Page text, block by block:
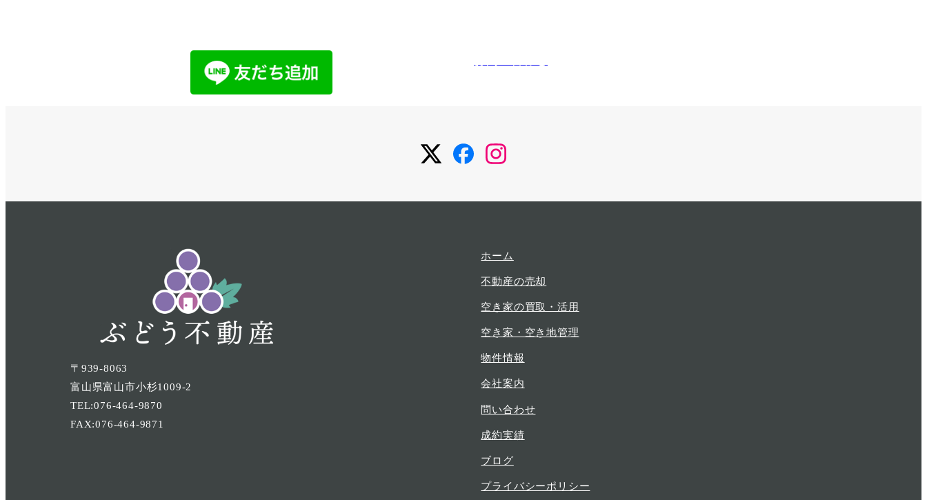
目
メ
ニ
目
メ
ニ
目
〒939-8063
富山県富山市小杉1009-2
TEL:076-464-9870
FAX:076-464-9871
ホーム
不動産の売却
空き家の買取・活用
空き家・空き地管理
物件情報
会社案内
問い合わせ
成約実績
ブログ
プライバシーポリシー